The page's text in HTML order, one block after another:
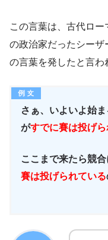
この言葉は、古代ロ
の政治家だったシーザ
の言葉を発したと言わ
さぁ、いよいよ始
がすでに賽は投げら
ここまで来たら競
賽は投げられている